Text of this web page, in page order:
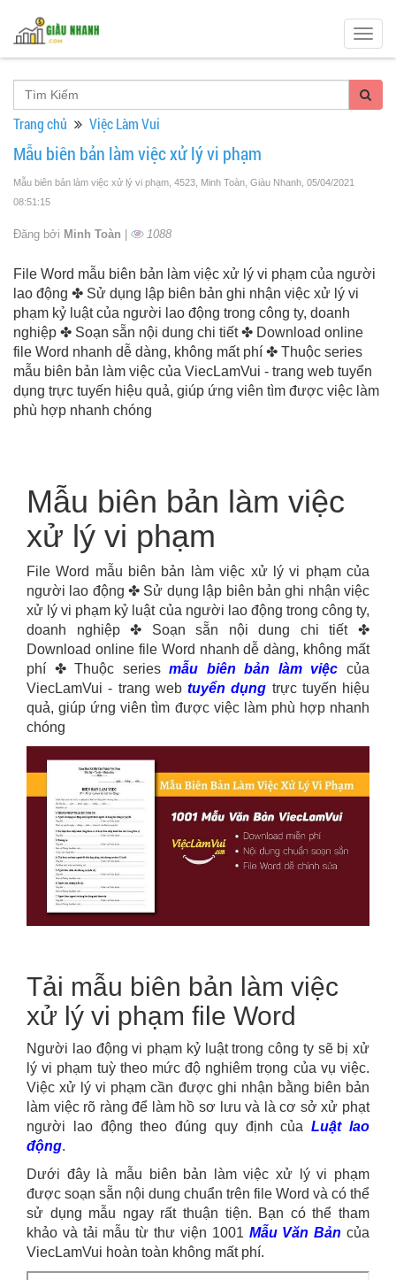
Trang chủ Việc Làm Vui
Mẫu biên bản làm việc xử lý vi phạm
Mẫu biên bản làm việc xử lý vi phạm, 4523, Minh Toàn, Giàu Nhanh , 05/04/2021
08:51:15
Đăng bởi Minh Toàn | 1088
File Word mẫu biên bản làm việc xử lý vi phạm của người
lao động ✤ Sử dụng lập biên bản ghi nhận việc xử lý vi
phạm kỷ luật của người lao động trong công ty, doanh
nghiệp ✤ Soạn sẵn nội dung chi tiết ✤ Download online
file Word nhanh dễ dàng, không mất phí ✤ Thuộc series
mẫu biên bản làm việc của ViecLamVui - trang web tuyển
dụng trực tuyến hiệu quả, giúp ứng viên tìm được việc làm
phù hợp nhanh chóng
Mẫu biên bản làm việc
xử lý vi phạm
File Word mẫu biên bản làm việc xử lý vi phạm của
người lao động ✤ Sử dụng lập biên bản ghi nhận việc
xử lý vi phạm kỷ luật của người lao động trong công ty,
doanh nghiệp ✤ Soạn sẵn nội dung chi tiết ✤
Download online file Word nhanh dễ dàng, không mất
phí ✤ Thuộc seriesmẫu biên bản làm việc của
ViecLamVui - trang web tuyển dụng trực tuyến hiệu
quả, giúp ứng viên tìm được việc làm phù hợp nhanh
chóng
Tải mẫu biên bản làm việc
xử lý vi phạm file Word
Người lao động vi phạm kỷ luật trong công ty sẽ bị xử
lý vi phạm tuỳ theo mức độ nghiêm trọng của vụ việc.
Việc xử lý vi phạm cần được ghi nhận bằng biên bản
làm việc rõ ràng để làm hồ sơ lưu và là cơ sở xử phạt
người lao động theo đúng quy định củaLuật lao
động.
Dưới đây là mẫu biên bản làm việc xử lý vi phạm
được soạn sẵn nội dung chuẩn trên file Word và có thể
sử dụng mẫu ngay rất thuận tiện. Bạn có thể tham
khảo và tải mẫu từ thư viện 1001 Mẫu Văn Bản của
ViecLamVui hoàn toàn không mất phí.